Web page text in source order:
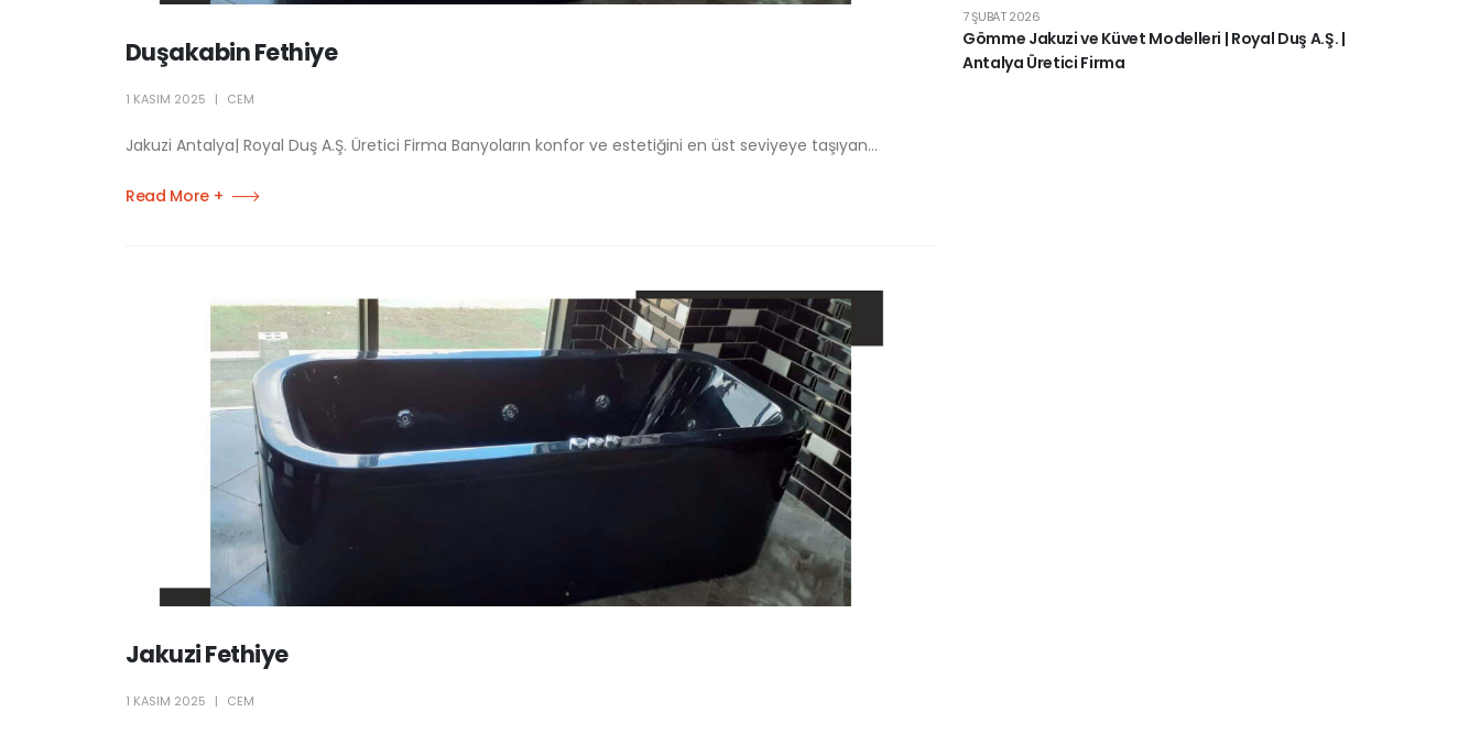
Duşakabin Fethiye
1 KASIM 2025 CEM
Jakuzi Antalya| Royal Duş A.Ş. Üretici Firma Banyoların konfor ve estetiğini en üst seviyeye taşıyan...
Read More +
Jakuzi Fethiye
1 KASIM 2025 CEM
Gömme Jakuzi ve Küvet Modelleri | Royal Duş A.Ş. |
Antalya Üretici Firma
7 ŞUBAT 2026